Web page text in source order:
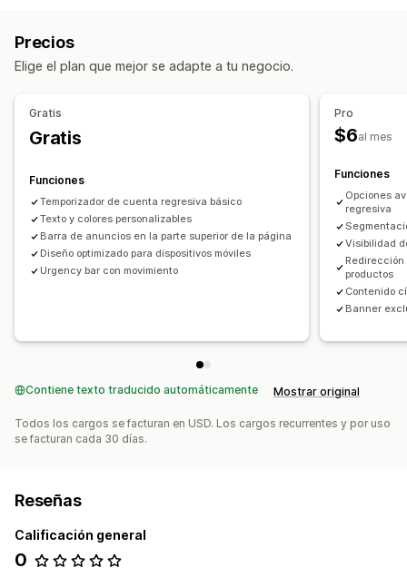
Precios
Elige el plan que mejor se adapte a tu negocio.
Gratis
Gratis
Funciones
Temporizador de cuenta regresiva básico
Texto y colores personalizables
Barra de anuncios en la parte superior de la página
Diseño optimizado para dispositivos móviles
Urgency bar con movimiento
Pro
$6al mes
Funciones
Opciones
regresiva
Visibilidad
Redirección
productos
Contenido
Banner
Contiene texto traducido automáticamente Mostrar original
Todos los cargos se facturan en USD. Los cargos recurrentes y por uso
se facturan cada 30 días.
Reseñas
Calificación general
0